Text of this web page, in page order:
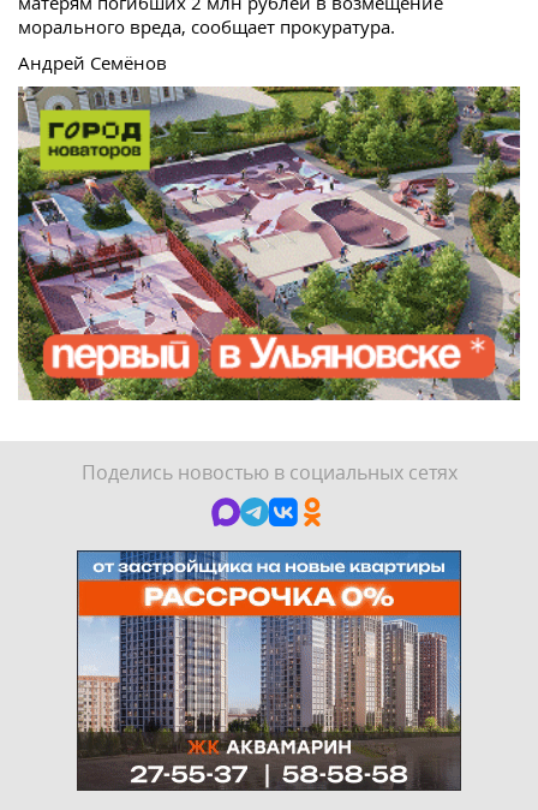
морального вреда, сообщает прокуратура.
Андрей Семёнов
Поделись новостью в социальных сетях